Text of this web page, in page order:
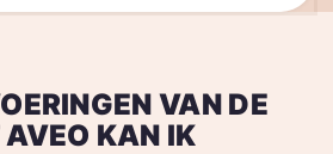
VAN DE
KAN IK